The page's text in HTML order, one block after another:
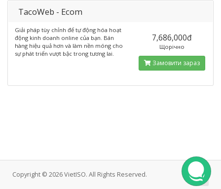
TacoWeb - Ecom
Giải pháp tùy chỉnh để tự động hóa hoạt
động kinh doanh online của bạn. Bán
hàng hiệu quả hơn và làm nền móng cho
sự phát triển vượt bậc trong tương lai.
7,686,000đ
Щорічно
Замовити зараз
Copyright © 2026 VietISO. All Rights Reserved.